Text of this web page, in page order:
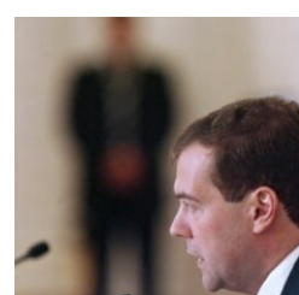
СИБИРЬ.РЕАЛИИ
РАСПИСАНИЕ ВЕЩАНИЯ
ПОДПИШИТЕСЬ НА РАССЫЛКУ